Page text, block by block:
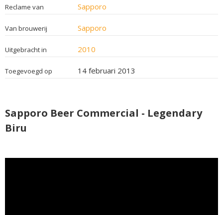
Reclame van Sapporo
Van brouwerij Sapporo
Uitgebracht in 2010
Toegevoegd op 14 februari 2013
Sapporo Beer Commercial - Legendary
Biru